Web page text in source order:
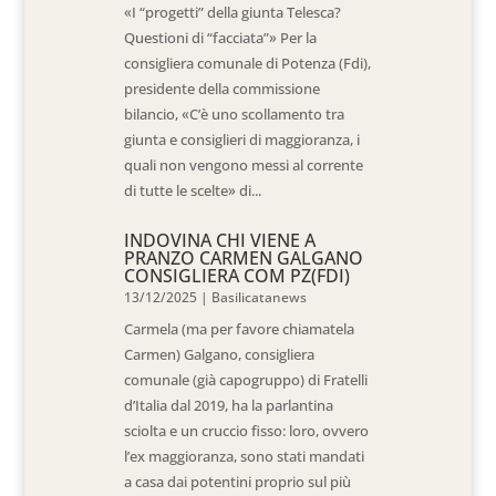
«I “progetti” della giunta Telesca?
Questioni di “facciata”» Per la
consigliera comunale di Potenza (Fdi),
presidente della commissione
bilancio, «C’è uno scollamento tra
giunta e consiglieri di maggioranza, i
quali non vengono messi al corrente
di tutte le scelte» di...
INDOVINA CHI VIENE A
PRANZO CARMEN GALGANO
CONSIGLIERA COM PZ(FDI)
13/12/2025 | Basilicatanews
Carmela (ma per favore chiamatela
Carmen) Galgano, consigliera
comunale (già capogruppo) di Fratelli
d’Italia dal 2019, ha la parlantina
sciolta e un cruccio fisso: loro, ovvero
l’ex maggioranza, sono stati mandati
a casa dai potentini proprio sul più